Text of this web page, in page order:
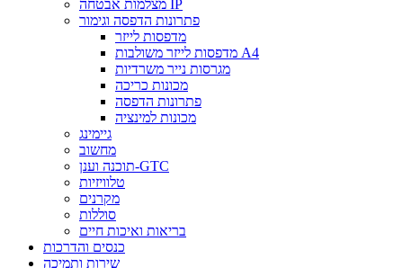
מצלמות אבטחה IP
פתרונות הדפסה וגימור
מדפסות לייזר
מדפסות לייזר משולבות A4
מגרסות נייר משרדיות
מכונות כריכה
פתרונות הדפסה
מכונות למינציה
גיימינג
מחשוב
תוכנה וענן-GTC
טלוויזיות
מקרנים
סוללות
בריאות ואיכות חיים
כנסים והדרכות
שירות ותמיכה